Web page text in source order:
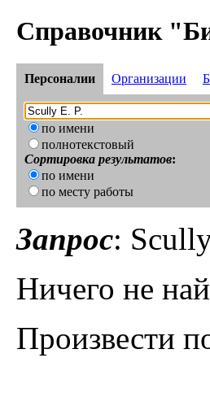
Справочник
Персоналии Организации
по имени
полнотекстовый
Сортировка результатов:
по имени
по месту работы
Запрос:
Ничего не
Произвести